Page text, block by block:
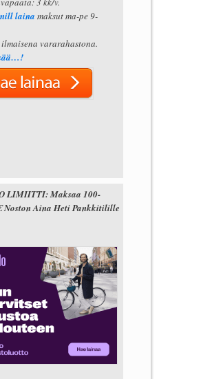
laina maksut ma-pe 9-
vararahastona.
LIMIITTI: Maksaa 100-
Noston Aina Heti Pankkitilille